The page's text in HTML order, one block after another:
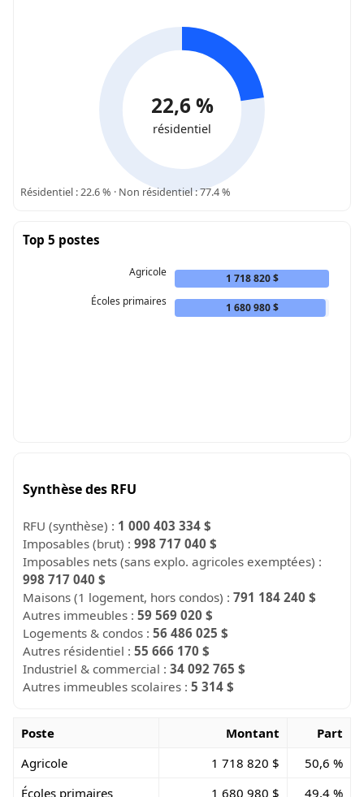
22,6 %
résidentiel
Résidentiel : 22.6 % · Non résidentiel : 77.4 %
Top 5 postes
Agricole
1 718 820 $
Écoles primaires
1 680 980 $
Synthèse des RFU
RFU (synthèse) : 1 000 403 334 $
Imposables (brut) :998 717 040 $
Imposables nets (sans explo. agricoles exemptées) :
998 717 040 $
Maisons (1 logement, hors condos) :791 184 240 $
Autres immeubles :59 569 020 $
Logements & condos :56 486 025 $
Autres résidentiel :55 666 170 $
Industriel & commercial :34 092 765 $
Autres immeubles scolaires :5 314 $
Poste Montant
Part
Agricole
1 718 820 $
50,6 %
Écoles primaires
1 680 980 $ 49,4 %